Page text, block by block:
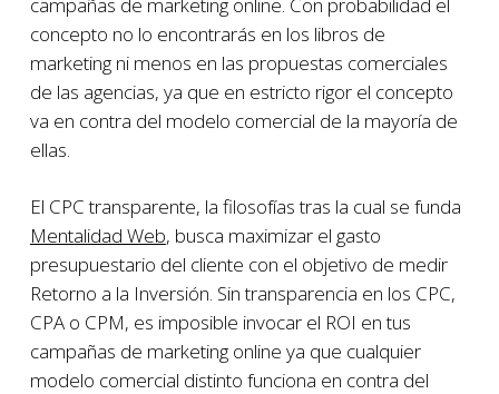
concepto no lo encontrarás en los libros de
marketing ni menos en las propuestas comerciales
de las agencias, ya que en estricto rigor el concepto
va en contra del modelo comercial de la mayoría de
ellas.
El CPC transparente, la filosofías tras la cual se funda
Mentalidad Web, busca maximizar el gasto
presupuestario del cliente con el objetivo de medir
Retorno a la Inversión. Sin transparencia en los CPC,
CPA o CPM, es imposible invocar el ROI en tus
campañas de marketing online ya que cualquier
modelo comercial distinto funciona en contra del